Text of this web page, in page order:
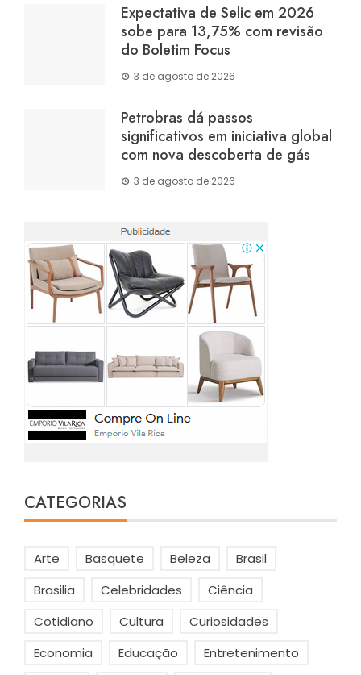
Expectativa de Selic em 2026
sobe para 13,75% com revisão
do Boletim Focus
3 de agosto de 2026
Petrobras dá passos
significativos em iniciativa global
com nova descoberta de gás
3 de agosto de 2026
CATEGORIAS
Arte Basquete Beleza
Brasil
Brasilia
Celebridades
Ciência
Cotidiano
Cultura
Curiosidades
Economia
Educação
Entretenimento